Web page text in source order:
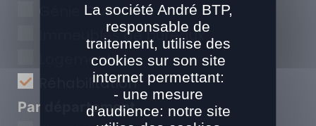
Génie Civil
Immeubles de bureaux
Logements
Réhabilitation
Par département
La société André BTP,
responsable de
traitement, utilise des
cookies sur son site
internet permettant:
- une mesure
d'audience: notre site